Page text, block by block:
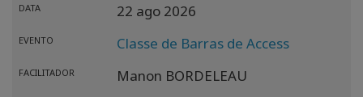
DATA 22 ago 2026
EVENTO Classe de Barras de Access
FACILITADOR Manon BORDELEAU